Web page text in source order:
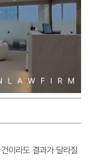
이라도 결과가 달라질